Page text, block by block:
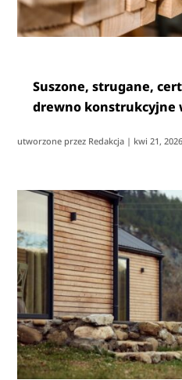
Suszone, strugane,
drewno konstrukcyjne
utworzone przez Redakcja | kwi 21, 2026